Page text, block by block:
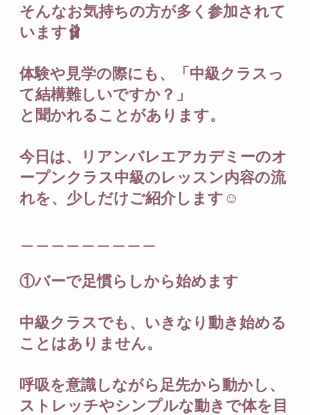
そんなお気持ちの方が多く参加されて
います🩰
体験や見学の際にも、「中級クラスっ
て結構難しいですか？」
と聞かれることがあります。
今日は、リアンバレエアカデミーのオ
ープンクラス中級のレッスン内容の流
れを、少しだけご紹介します☺️
①バーで足慣らしから始めます
中級クラスでも、いきなり動き始める
ことはありません。
呼吸を意識しながら足先から動かし、
ストレッチやシンプルな動きで体を目